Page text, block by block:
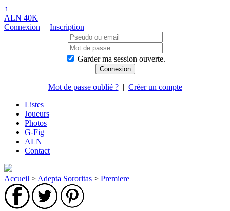
↑
ALN 40K
Connexion | Inscription
Garder ma session ouverte.
Mot de passe oublié ?| Créer un compte
Listes
Joueurs
Photos
G-Fig
ALN
Contact
Accueil > Adepta Sororitas > Premiere